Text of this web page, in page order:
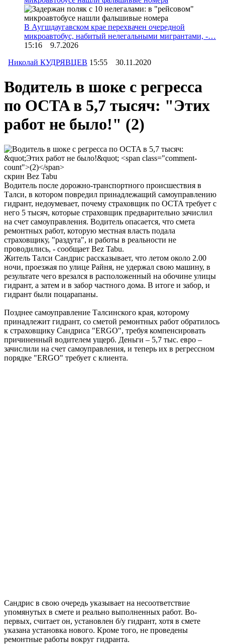
В Аугшдаугавском крае перехвачен очередной
микроавтобус, набитый нелегальными мигрантами, -…
15:16 9.7.2026
Николай КУДРЯВЦЕВ 15:55 30.11.2020
Водитель в шоке с регресса
по OCTA в 5,7 тысяч: "Этих
работ не было!" (2)
скрин Bez Tabu
Водитель после дорожно-транспортного происшествия в
Талси, в котором повредил принадлежащий самоуправлению
гидрант, недоумевает, почему страховщик по OCTA требует с
него 5 тысяч, которые страховщик предварительно зачислил
на счет самоуправления. Водитель опасается, что смета
ремонтных работ, которую местная власть подала
страховщику, "раздута", и работы в реальности не
проводились, - сообщает Bez Tabu.
Житель Талси Сандрис рассказывает, что летом около 2.00
ночи, проезжая по улице Райня, не удержал свою машину, в
результате чего врезался в расположенный на обочине улицы
гидрант, а затем и в забор частного дома. В итоге и забор, и
гидрант были поцарапаны.
Позднее самоуправление Талсинского края, которому
принадлежит гидрант, со сметой ремонтных работ обратилось
к страховщику Сандриса "ERGO", требуя компенсировать
причиненный водителем ущерб. Деньги – 5,7 тыс. евро –
зачислили на счет самоуправления, и теперь их в регрессном
порядке "ERGO" требует с клиента.
Сандрис в свою очередь указывает на несоответствие
упомянутых в смете и реально выполненных работ. Во-
первых, считает он, установлен б/у гидрант, хотя в смете
указана установка нового. Кроме того, не проведены
ремонтные работы вокруг гидранта.